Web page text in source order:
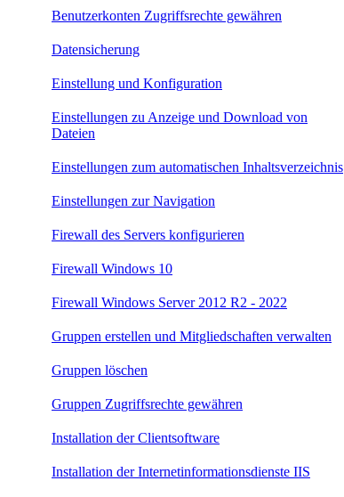
Benutzerkonten Zugriffsrechte gewähren
Datensicherung
Einstellung und Konfiguration
Einstellungen zu Anzeige und Download von
Dateien
Einstellungen zum automatischen Inhaltsverzeichnis
Einstellungen zur Navigation
Firewall des Servers konfigurieren
Firewall Windows 10
Firewall Windows Server 2012 R2 - 2022
Gruppen erstellen und Mitgliedschaften verwalten
Gruppen löschen
Gruppen Zugriffsrechte gewähren
Installation der Clientsoftware
Installation der Internetinformationsdienste IIS